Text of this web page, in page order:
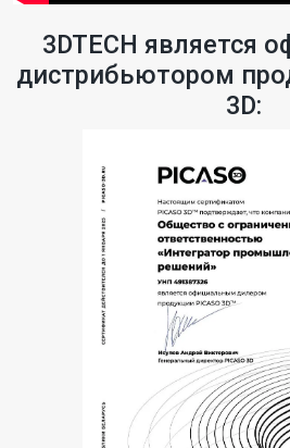
3DTECH является
дистрибьютором
3D: